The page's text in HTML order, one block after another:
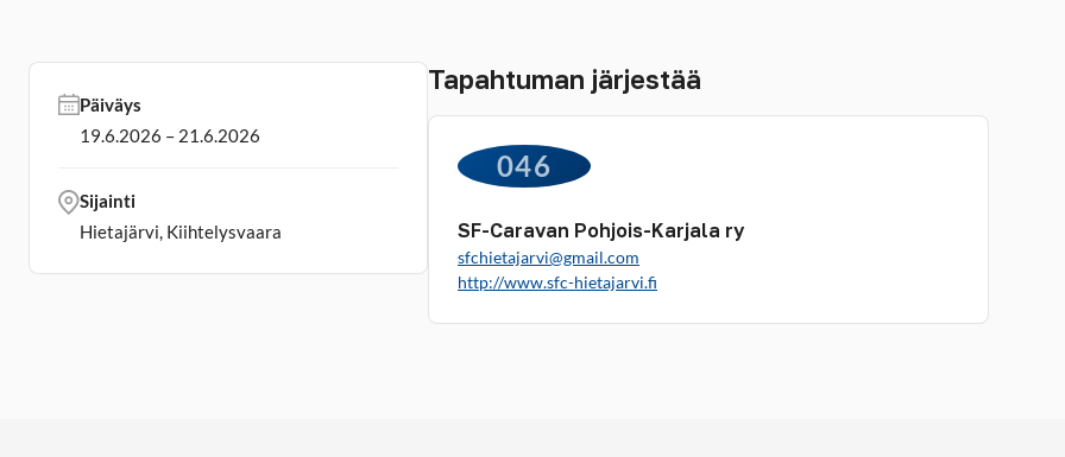
Tapahtuman järjestää
046
SF-Caravan Pohjois-Karjala ry
sfchietajarvi@gmail.com
http://www.sfc-hietajarvi.fi
Päiväys
19.6.2026 – 21.6.2026
Sijainti
Hietajärvi, Kiihtelysvaara